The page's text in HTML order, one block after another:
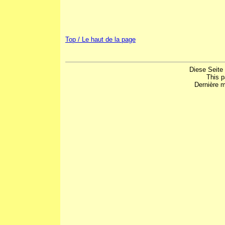
Top / Le haut de la page
Diese
This
Dernière